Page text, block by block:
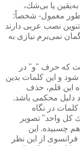
به‌یقین یا بی‌شك،
طور معمول- شخصاً:
تنوین نصب عربی دارند
نمی‌برم نیازی به
كه حرف "و" در
و این كلمات بدین
این قلم، حذف
دلیل محكمی باشد.
در نگاه
كل واحد" تصویر
چسبیده. این
از این نظر